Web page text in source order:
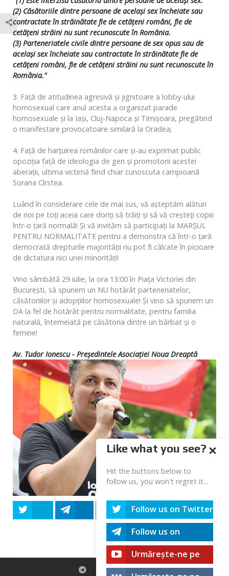
(2) Căsătoriile dintre persoane de acelaşi sex încheiate sau
contractate în străinătate fie de cetăţeni români, fie de
cetăţeni străini nu sunt recunoscute în România.
(3) Parteneriatele civile dintre persoane de sex opus sau de
acelaşi sex încheiate sau contractate în străinătate fie de
cetăţeni români, fie de cetăţeni străini nu sunt recunoscute în
România."
3. Față de atitudinea agresivă și jignitoare a lobby-ului
homosexual care anul acesta a organizat parade
homosexuale și la Iași, Cluj-Napoca și Timișoara, pregătind
o manifestare provocatoare similară la Oradea;
4. Față de harțuirea românilor care și-au exprimat public
opoziția față de ideologia de gen și promotorii acestei
aberații, ultima victimă fiind chiar cunoscuta campioană
Sorana Cîrstea.
Luând în considerare cele de mai sus, vă așteptăm alături
de noi pe toți aceia care doriți să trăiți și să vă creșteți copiii
într-o țară normală! Și vă invităm să participați la MARȘUL
PENTRU NORMALITATE pentru a demonstra că într-o țară
democrată drepturile majorității nu pot fi călcate în picioare
de dictatura nici unei minorități!
Vino sâmbătă 29 iulie, la ora 13:00 în Piața Victoriei din
București, să spunem un NU hotărât parteneriatelor,
căsătoriilor și adopțiilor homosexuale! Și vino să spunem un
DA la fel de hotărât pentru normalitate, pentru familia
naturală, întemeiată pe căsătoria dintre un bărbat și o
femeie!
Av. Tudor Ionescu - Președintele Asociației Noua Dreaptă
Share Share Share
Like what you see?
Hit the buttons below to
follow us, you won't regret it...
Follow us on Twitter
Follow us on
Telegram
Urmărește-ne pe
youtube!